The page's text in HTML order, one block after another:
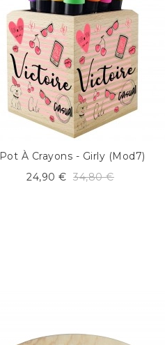
Pot À Crayons - Girly (mod7)
24,90 € 34,80 €